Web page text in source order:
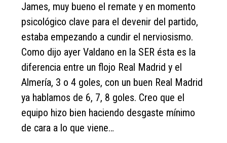
James, muy bueno el remate y en momento
psicológico clave para el devenir del partido,
estaba empezando a cundir el nerviosismo.
Como dijo ayer Valdano en la SER ésta es la
diferencia entre un flojo Real Madrid y el
Almería, 3 o 4 goles, con un buen Real Madrid
ya hablamos de 6, 7, 8 goles. Creo que el
equipo hizo bien haciendo desgaste mínimo
de cara a lo que viene…